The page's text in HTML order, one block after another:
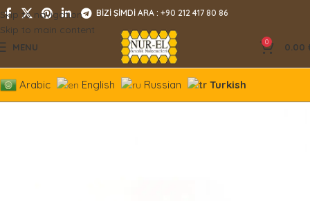
Skip to navigation
Skip to main content
BİZİ ŞİMDİ ARA :+90 212 417 80 86
MENU 0 0.00
Arabic English Russian Turkish